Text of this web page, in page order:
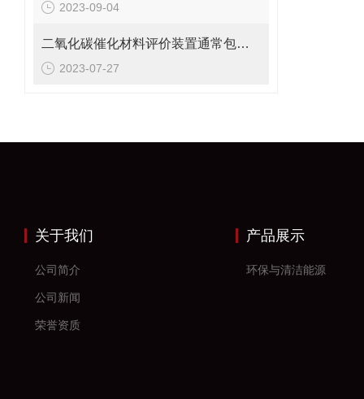
2023-09-04
二氧化碳催化材料评价装置通常包括哪几个主要组件？
2023-07-27
关于我们
公司简介
公司新闻
荣誉资质
产品展示
环保与清洁能源